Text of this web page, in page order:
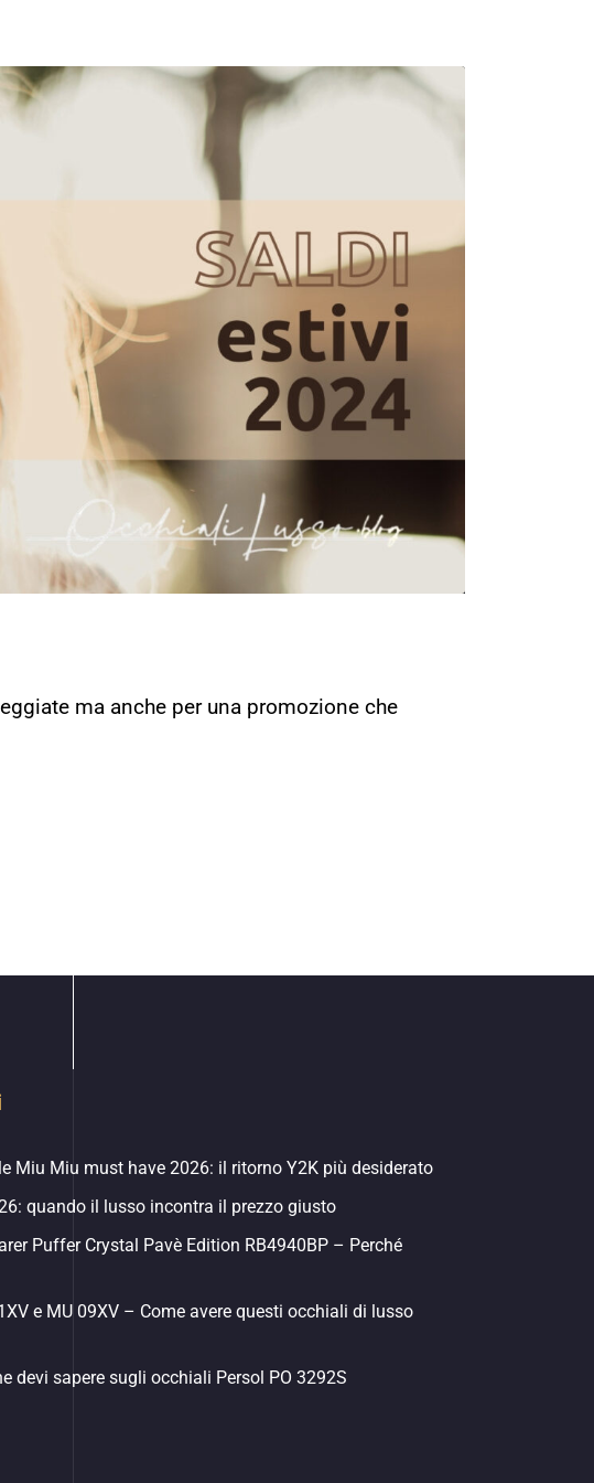
ma anche per una promozione che
Miu Miu must have 2026: il ritorno Y2K più desiderato
quando il lusso incontra il prezzo giusto
Puffer Crystal Pavè Edition RB4940BP – Perché
e MU 09XV – Come avere questi occhiali di lusso
devi sapere sugli occhiali Persol PO 3292S